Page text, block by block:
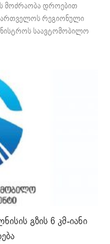
მოძრაობა დროებით
რეგიონული
საავტომობილო
გზის 6 კმ-იანი